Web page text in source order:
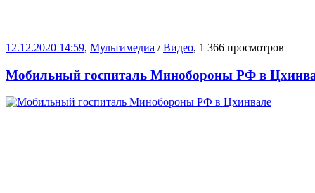
12.12.2020 14:59, Мультимедиа /Видео, 1 366 просмотров
Мобильный госпиталь Минобороны РФ в